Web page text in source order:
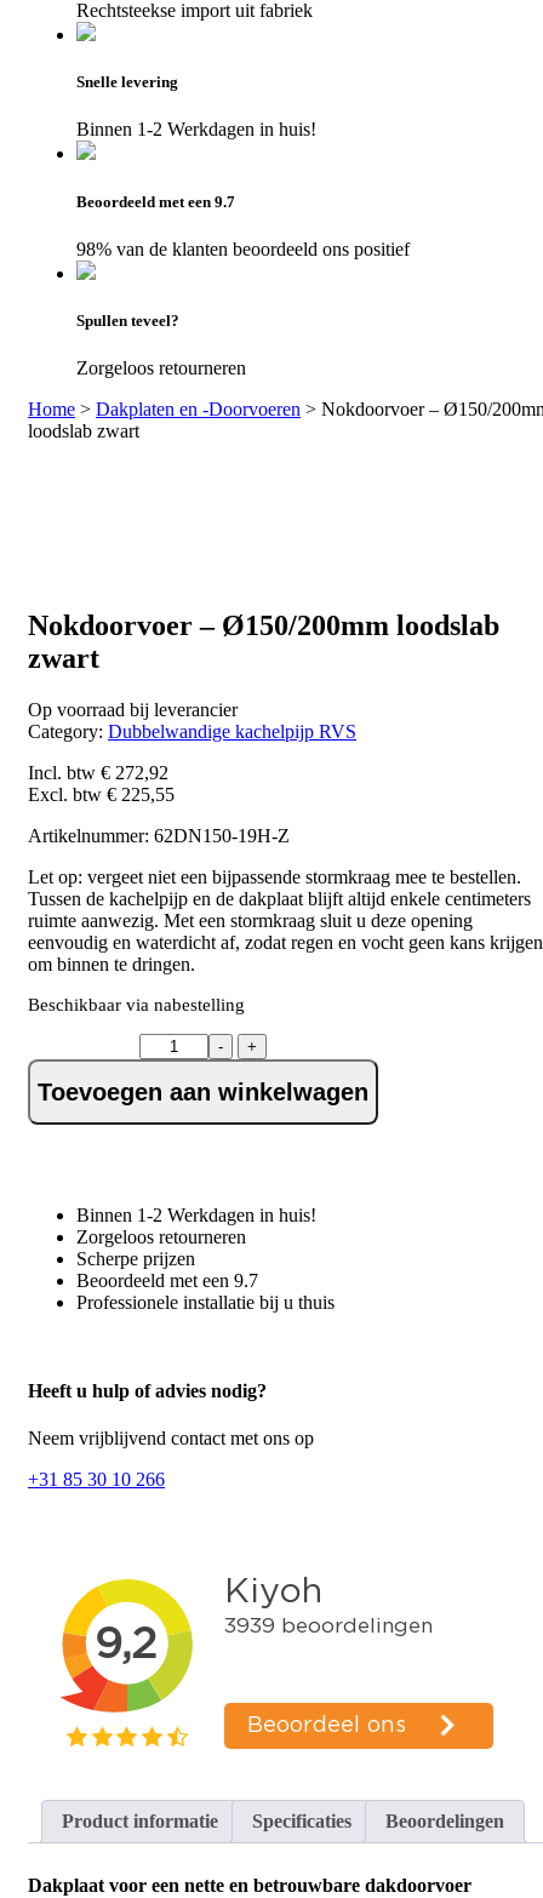
Rechtsteekse import uit fabriek
Snelle levering
Binnen 1-2 Werkdagen in huis!
Beoordeeld met een 9.7
98% van de klanten beoordeeld ons positief
Spullen teveel?
Zorgeloos retourneren
Home > Dakplaten en -Doorvoeren > Nokdoorvoer – Ø150/
loodslab zwart
Nokdoorvoer – Ø150/200mm loodslab
zwart
Op voorraad bij leverancier
Category: Dubbelwandige kachelpijp RVS
Incl. btw € 272,92
Excl. btw € 225,55
Artikelnummer: 62DN150-19H-Z
Let op: vergeet niet een bijpassende stormkraag mee te bestellen.
Tussen de kachelpijp en de dakplaat blijft altijd enkele centimeters
ruimte aanwezig. Met een stormkraag sluit u deze opening
eenvoudig en waterdicht af, zodat regen en vocht geen kans krijgen
om binnen te dringen.
Beschikbaar via nabestelling
-
Nokdoorvoer
–
Ø150/200mm
zwart
+
Toevoegen aan winkelwagen
Binnen 1-2 Werkdagen in huis!
Zorgeloos retourneren
Scherpe prijzen
Beoordeeld met een 9.7
Professionele installatie bij u thuis
Heeft u hulp of advies nodig?
Neem vrijblijvend contact met ons op
+31 85 30 10 266
Product informatie Specificaties Beoordelingen
Dakplaat voor een nette en betrouwbare dakdoorvoer